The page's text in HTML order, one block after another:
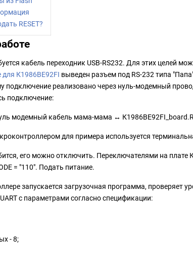
RESET?
кабель переходник USB-RS232. Для этих целей
для К1986ВЕ92FI выведен разъем под RS-232 типа
подключение реализовано через нуль-модемный
подключение:
модемный кабель мама-мама ↔
для примера используется
его можно отключить. Переключателями на плате
= "110". Подать питание.
запускается загрузочная программа, проверяет
с параметрами согласно спецификации:
- 8;